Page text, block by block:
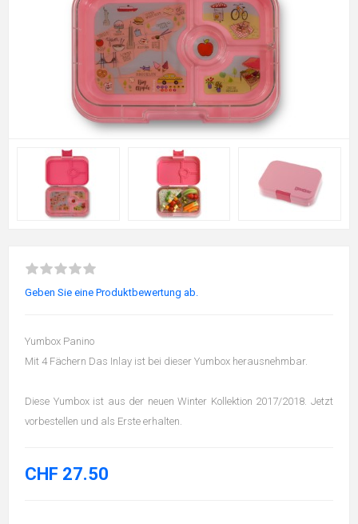
Geben Sie eine Produktbewertung ab.
Yumbox Panino
Mit 4 Fächern Das Inlay ist bei dieser Yumbox herausnehmbar.
Diese Yumbox ist aus der neuen Winter Kollektion 2017/2018. Jetzt
vorbestellen und als Erste erhalten.
CHF 27.50